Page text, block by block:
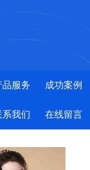
品服务 成功案例
系我们 在线留言